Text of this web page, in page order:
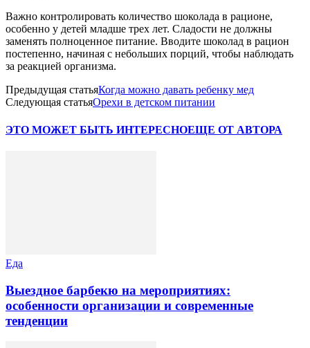
Важно контролировать количество шоколада в рационе,
особенно у детей младше трех лет. Сладости не должны
заменять полноценное питание. Вводите шоколад в рацион
постепенно, начиная с небольших порций, чтобы наблюдать
за реакцией организма.
Предыдущая статьяКогда можно давать ребенку мед
Следующая статьяОрехи в детском питании
ЭТО МОЖЕТ БЫТЬ ИНТЕРЕСНОЕЩЕ ОТ АВТОРА
Еда
Выездное барбекю на мероприятиях:
особенности организации и современные
тенденции